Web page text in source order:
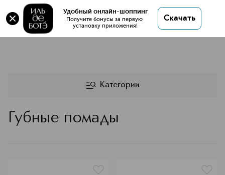
Удобный онлайн-шоппинг
Получите бонусы за первую
установку приложения!
Скачать
Категории
Губные помады